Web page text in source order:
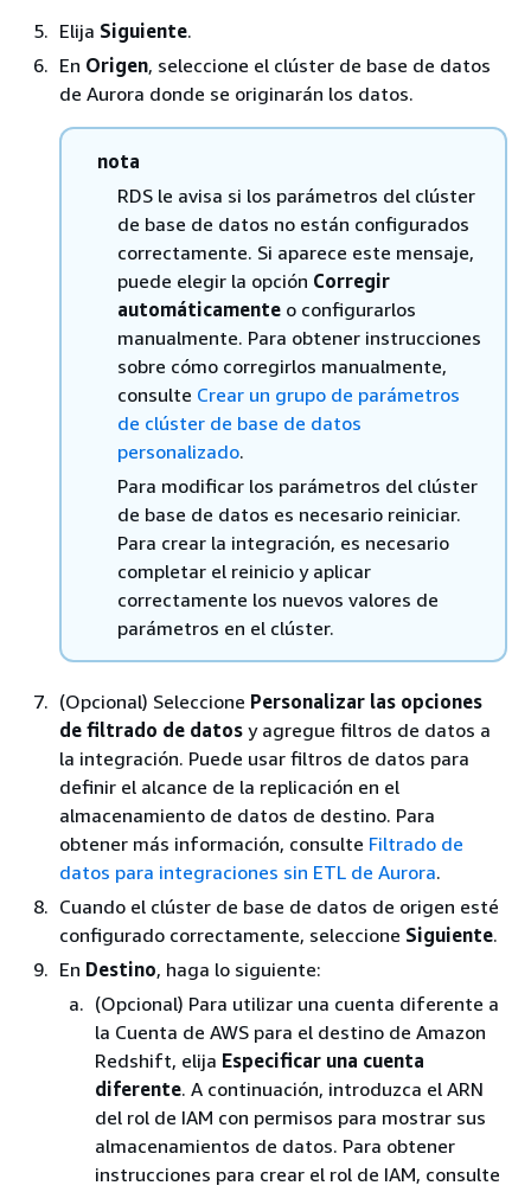
Elija Siguiente.
En Origen, seleccione el clúster de base de datos
de Aurora donde se originarán los datos.
nota
RDS le avisa si los parámetros del clúster
de base de datos no están configurados
correctamente. Si aparece este mensaje,
puede elegir la opción Corregir
automáticamente o configurarlos
manualmente. Para obtener instrucciones
sobre cómo corregirlos manualmente,
consulte Crear un grupo de parámetros
de clúster de base de datos
personalizado.
Para modificar los parámetros del clúster
de base de datos es necesario reiniciar.
Para crear la integración, es necesario
completar el reinicio y aplicar
correctamente los nuevos valores de
parámetros en el clúster.
(Opcional) Seleccione Personalizar las opciones
de filtrado de datos y agregue filtros de datos a
la integración. Puede usar filtros de datos para
definir el alcance de la replicación en el
almacenamiento de datos de destino. Para
obtener más información, consulte Filtrado de
datos para integraciones sin ETL de Aurora.
Cuando el clúster de base de datos de origen esté
configurado correctamente, seleccione Siguiente.
En Destino, haga lo siguiente:
(Opcional) Para utilizar una cuenta diferente a
la Cuenta de AWS para el destino de Amazon
Redshift, elija Especificar una cuenta
diferente. A continuación, introduzca el ARN
del rol de IAM con permisos para mostrar sus
almacenamientos de datos. Para obtener
instrucciones para crear el rol de IAM, consulte